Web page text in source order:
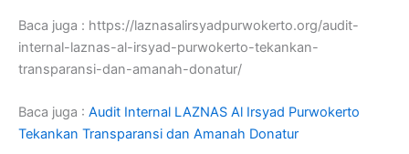
Baca juga : https://laznasalirsyadpurwokerto.org/audit-
internal-laznas-al-irsyad-purwokerto-tekankan-
transparansi-dan-amanah-donatur/
Baca juga : Audit Internal LAZNAS Al Irsyad Purwokerto
Tekankan Transparansi dan Amanah Donatur